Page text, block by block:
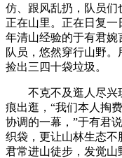
仿、跟风乱扔，队员
正在山里。正在日复一
年清山经验的于有君婉
队员，悠然穿行山野
捡出三四十袋垃圾。
不克不及逛人尽兴
痕出逛，“我们本人掏
协调的一幕，”于有君
织袋，更让山林生态
君常进山徒步，发觉